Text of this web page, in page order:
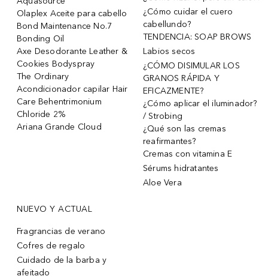
Olaplex Aceite para cabello
Bond Maintenance No.7
Bonding Oil
Axe Desodorante Leather &
Cookies Bodyspray
The Ordinary
Acondicionador capilar Hair
Care Behentrimonium
Chloride 2%
Ariana Grande Cloud
¿Cómo cuidar el cuero
cabellundo?
TENDENCIA: SOAP BROWS
Labios secos
¿CÓMO DISIMULAR LOS
GRANOS RÁPIDA Y
EFICAZMENTE?
¿Cómo aplicar el iluminador?
/ Strobing
¿Qué son las cremas
reafirmantes?
Cremas con vitamina E
Sérums hidratantes
Aloe Vera
NUEVO Y ACTUAL
Fragrancias de verano
Cofres de regalo
Cuidado de la barba y
afeitado